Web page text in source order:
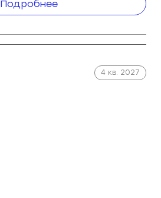
Подробнее
4 кв. 2027